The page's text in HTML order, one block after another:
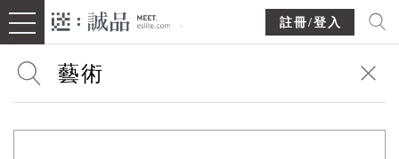
註冊/登入